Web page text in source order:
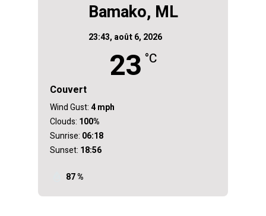
Bamako, ML
23:43, août 6, 2026
23 °C
Couvert
87 %
Wind Gust:4 mph
Clouds: 100%
Sunrise: 06:18
Sunset: 18:56